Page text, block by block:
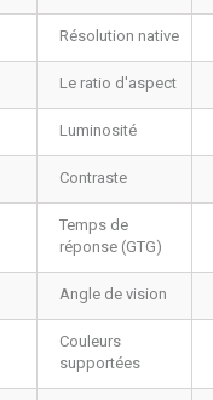
Résolution native
Le ratio d'aspect
Luminosité
Contraste
Temps de
réponse (GTG)
Angle de vision
Couleurs
supportées